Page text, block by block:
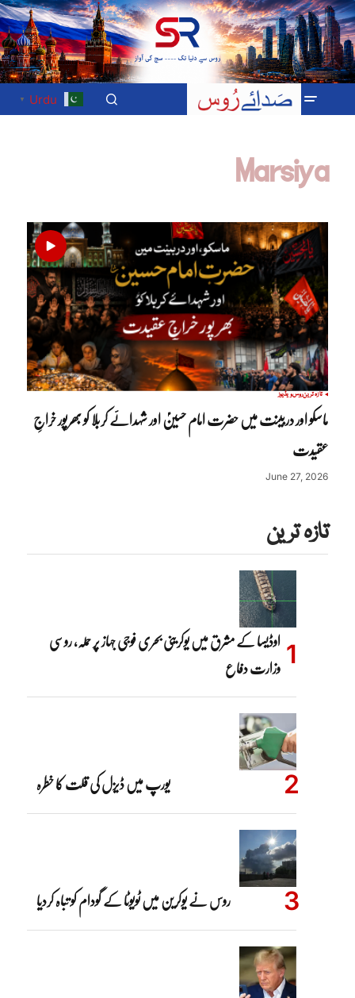
Urdu
▼
Marsiya
تازہ ترینروسویڈیوز
ماسکو اور دربینت میں حضرت امام حسینؑ اور شہدائے کربلا کو بھرپور خراجِ
عقیدت
June 27, 2026
تازہ ترین
اوڈیسا کے مشرق میں یوکرینی بحری فوجی جہاز پر حملہ، روسی
وزارت دفاع
یورپ میں ڈیزل کی قلت کا خطرہ
روس نے یوکرین میں ٹویوٹا کے گودام کو تباہ کردیا